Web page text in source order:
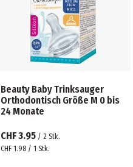
Beauty Baby Trinksauger
Orthodontisch Größe M 0 bis
24 Monate
CHF 3.95 / 2 Stk.
CHF 1.98 / 1 Stk.